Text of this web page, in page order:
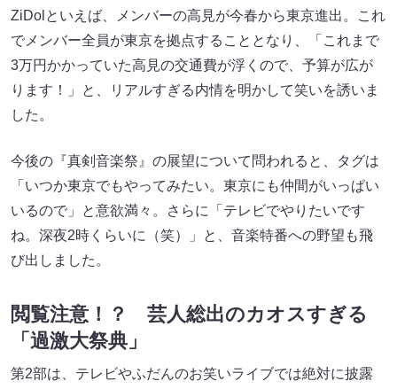
ZiDolといえば、メンバーの高見が今春から東京進出。これ
でメンバー全員が東京を拠点することとなり、「これまで
3万円かかっていた高見の交通費が浮くので、予算が広が
ります！」と、リアルすぎる内情を明かして笑いを誘いま
した。
今後の『真剣音楽祭』の展望について問われると、タグは
「いつか東京でもやってみたい。東京にも仲間がいっぱい
いるので」と意欲満々。さらに「テレビでやりたいです
ね。深夜2時くらいに（笑）」と、音楽特番への野望も飛
び出しました。
閲覧注意！？ 芸人総出のカオスすぎる
「過激大祭典」
第2部は、テレビやふだんのお笑いライブでは絶対に披露